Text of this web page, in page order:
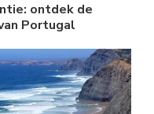
ontdek de
Portugal